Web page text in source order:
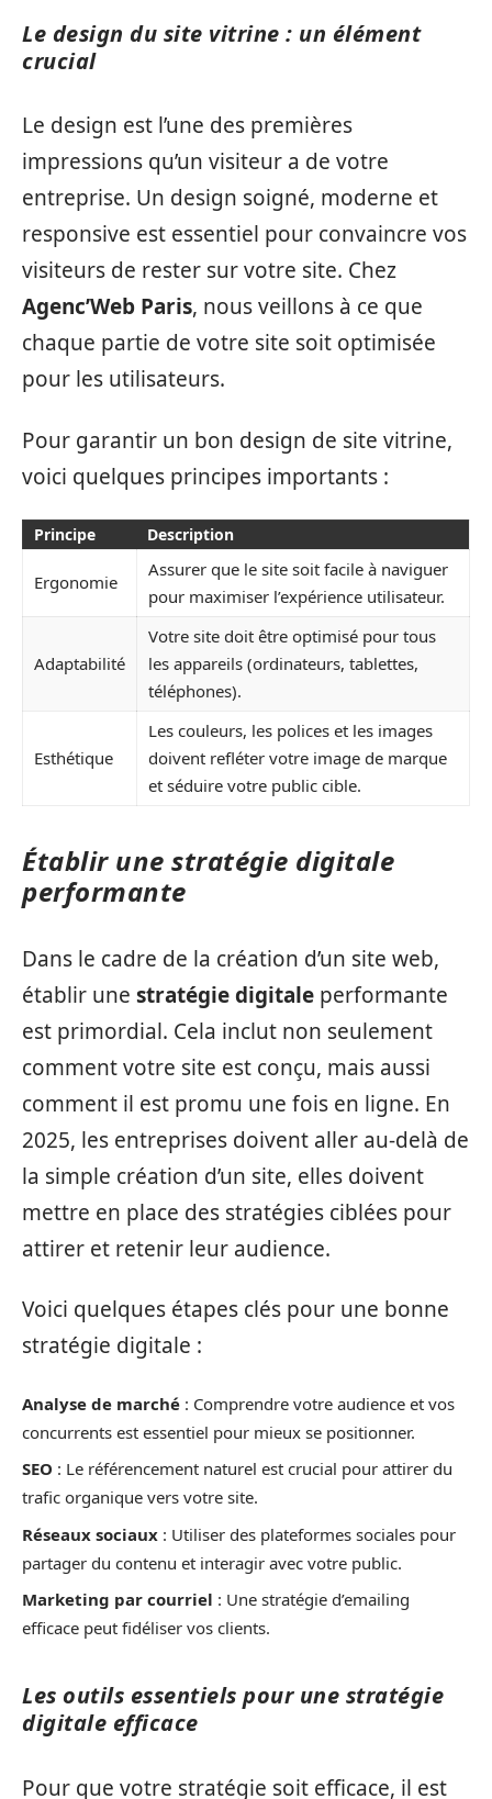
Le design du site vitrine : un élément
crucial
Le design est l’une des premières
impressions qu’un visiteur a de votre
entreprise. Un design soigné, moderne et
responsive est essentiel pour convaincre vos
visiteurs de rester sur votre site. Chez
Agenc’Web Paris, nous veillons à ce que
chaque partie de votre site soit optimisée
pour les utilisateurs.
Pour garantir un bon design de site vitrine,
voici quelques principes importants :
Principe Description
Ergonomie
Assurer que le site soit facile à naviguer
pour maximiser l’expérience utilisateur.
Adaptabilité
Votre site doit être optimisé pour tous
les appareils (ordinateurs, tablettes,
téléphones).
Esthétique
Les couleurs, les polices et les images
doivent refléter votre image de marque
et séduire votre public cible.
Établir une stratégie digitale
performante
Dans le cadre de la création d’un site web,
établir une stratégie digitale performante
est primordial. Cela inclut non seulement
comment votre site est conçu, mais aussi
comment il est promu une fois en ligne. En
2025, les entreprises doivent aller au-delà de
la simple création d’un site, elles doivent
mettre en place des stratégies ciblées pour
attirer et retenir leur audience.
Voici quelques étapes clés pour une bonne
stratégie digitale :
Analyse de marché : Comprendre votre audience et vos
concurrents est essentiel pour mieux se positionner.
SEO : Le référencement naturel est crucial pour attirer du
trafic organique vers votre site.
Réseaux sociaux : Utiliser des plateformes sociales pour
partager du contenu et interagir avec votre public.
Marketing par courriel : Une stratégie d’emailing
efficace peut fidéliser vos clients.
Les outils essentiels pour une stratégie
digitale efficace
Pour que votre stratégie soit efficace, il est